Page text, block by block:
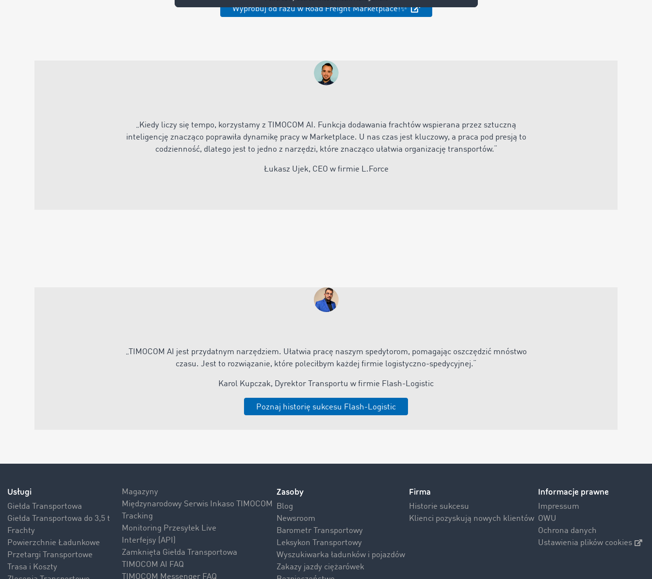
Wypróbuj od razu w Road Freight Marketplace!✨
„ Kiedy liczy się tempo, korzystamy z TIMOCOM AI. Funkcja dodawania frachtów wspierana przez sztuczną
inteligencję znacząco poprawiła dynamikę pracy w Marketplace. U nas czas jest kluczowy, a praca pod presją to
codzienność, dlatego jest to jedno z narzędzi, które znacząco ułatwia organizację transportów.“
Łukasz Ujek, CEO w firmie L.Force
„TIMOCOM AI jest przydatnym narzędziem. Ułatwia pracę naszym spedytorom, pomagając oszczędzić mnóstwo
czasu. Jest to rozwiązanie, które poleciłbym każdej firmie logistyczno-spedycyjnej.“
Karol Kupczak, Dyrektor Transportu w firmie Flash-Logistic
Poznaj historię sukcesu Flash-Logistic
Usługi
Giełda Transportowa
Giełda Transportowa do 3,5 t
Frachty
Powierzchnie Ładunkowe
Przetargi Transportowe
Trasa i Koszty
Magazyny
Międzynarodowy Serwis Inkaso TIMOCOM
Tracking
Monitoring Przesyłek Live
Interfejsy (API)
Zamknięta Giełda Transportowa
TIMOCOM AI FAQ
TIMOCOM Messenger FAQ
Zasoby
Blog
Newsroom
Barometr Transportowy
Leksykon Transportowy
Wyszukiwarka ładunków i pojazdów
Zakazy jazdy ciężarówek
Firma
Historie sukcesu
Klienci pozyskują nowych klientów
Informacje prawne
Impressum
OWU
Ochrona danych
Ustawienia plików cookies